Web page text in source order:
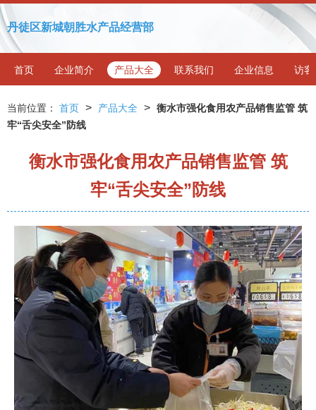
丹徒区新城朝胜水产品经营部
首页 企业简介 产品大全 联系我们 企业信息 访客
当前位置： 首页 > 产品大全 > 衡水市强化食用农产品销售监管 筑
牢“舌尖安全”防线
衡水市强化食用农产品销售监管 筑
牢“舌尖安全”防线